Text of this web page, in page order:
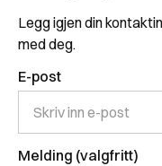
Legg igjen din
med deg.
E-post
Melding (valgfritt)